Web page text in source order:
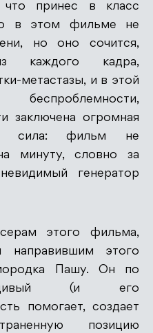
что принес в класс
в этом фильме не
но оно сочится,
каждого кадра,
метастазы, и в этой
заключена огромная
сила: фильм не
минуту, словно за
генератор
этого фильма,
направившим этого
Пашу. Он по
(и его
помогает, создает
позицию